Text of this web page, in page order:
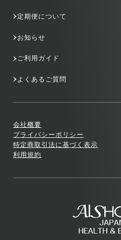
定期便について
お知らせ
ご利用ガイド
よくあるご質問
会社概要
プライバシーポリシー
特定商取引法に基づく表示
利用規約